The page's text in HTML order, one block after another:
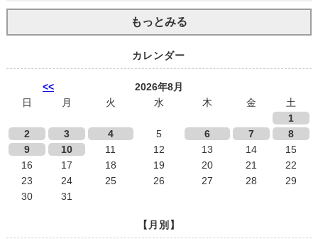
もっとみる
カレンダー
<<
2026年8月
日
月 火 水 木 金
土
1
2
3 4 5 6 7
8
9
10 11 12 13 14
15
16
17 18 19 20 21
22
23
24 25 26 27 28
29
30
31
【月別】